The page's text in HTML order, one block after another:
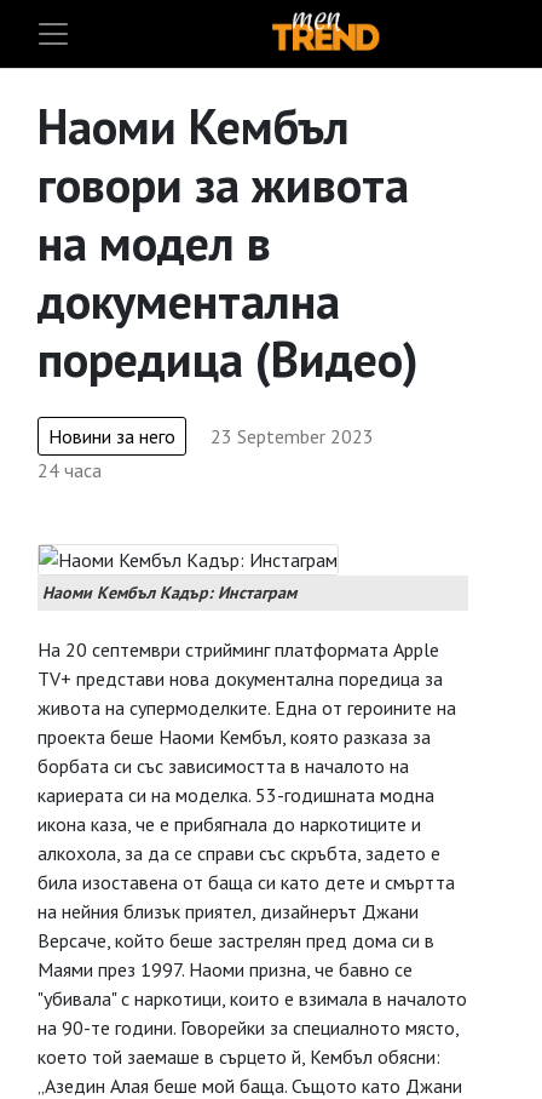
Наоми Кембъл
говори за живота
на модел в
документална
поредица (Видео)
Новини за него
23 September 2023
24 часа
Наоми Кембъл Кадър: Инстаграм
На 20 септември стрийминг платформата Apple
TV+ представи нова документална поредица за
живота на супермоделките. Една от героините на
проекта беше Наоми Кембъл, която разказа за
борбата си със зависимостта в началото на
кариерата си на моделка. 53-годишната модна
икона каза, че е прибягнала до наркотиците и
алкохола, за да се справи със скръбта, задето е
била изоставена от баща си като дете и смъртта
на нейния близък приятел, дизайнерът Джани
Версаче, който беше застрелян пред дома си в
Маями през 1997. Наоми призна, че бавно се
"убивала" с наркотици, които е взимала в началото
на 90-те години. Говорейки за специалното място,
което той заемаше в сърцето й, Кембъл обясни:
„Азедин Алая беше мой баща. Същото като Джани